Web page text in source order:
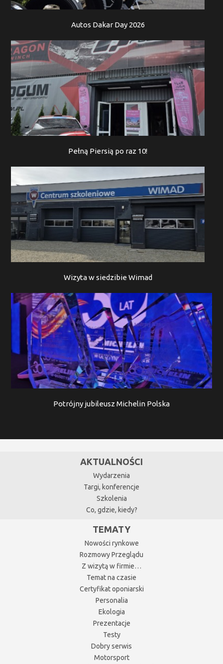
Autos Dakar Day 2026
Pełną Piersią po raz 10!
Wizyta w siedzibie Wimad
Potrójny jubileusz Michelin Polska
AKTUALNOŚCI
Wydarzenia
Targi, konferencje
Szkolenia
Co, gdzie, kiedy?
TEMATY
Nowości rynkowe
Rozmowy Przeglądu
Z wizytą w firmie…
Temat na czasie
Certyfikat oponiarski
Personalia
Ekologia
Prezentacje
Testy
Dobry serwis
Motorsport